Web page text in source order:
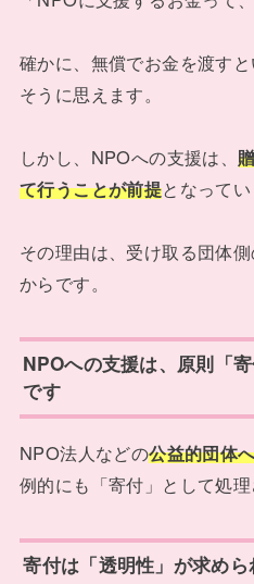
確かに、無償でお金を渡す
そうに思えます。
しかし、NPOへの支援は、
て行うことが前提となってい
その理由は、受け取る団体
からです。
NPOへの支援は、原則「
です
NPO法人などの公益的団体
例的にも「寄付」として処理
寄付は「透明性」が求め